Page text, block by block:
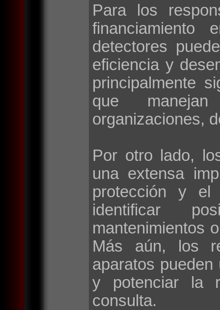
Para los
financiamiento
detectores
eficiencia y
principalmente
que
organizaciones,
Por otro lado,
una extensa
protección y el
identificar
mantenimientos
Más aún, los
aparatos
y potenciar la
consulta.